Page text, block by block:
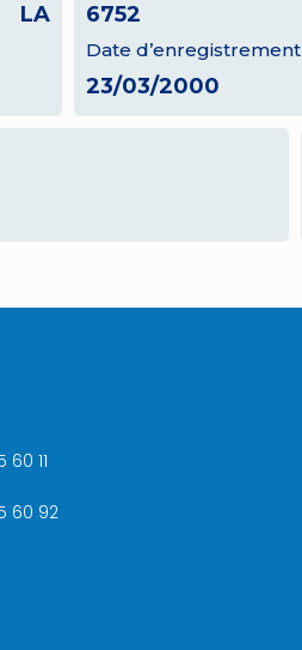
LA
6752
Date d’enregistrement
23/03/2000
60 11
60 92